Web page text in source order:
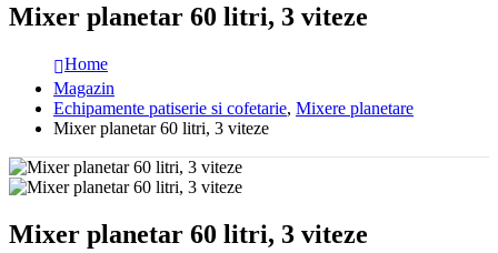
Mixer planetar 60 litri, 3 viteze
Home
Magazin
Echipamente patiserie si cofetarie, Mixere planetare
Mixer planetar 60 litri, 3 viteze
Mixer planetar 60 litri, 3 viteze